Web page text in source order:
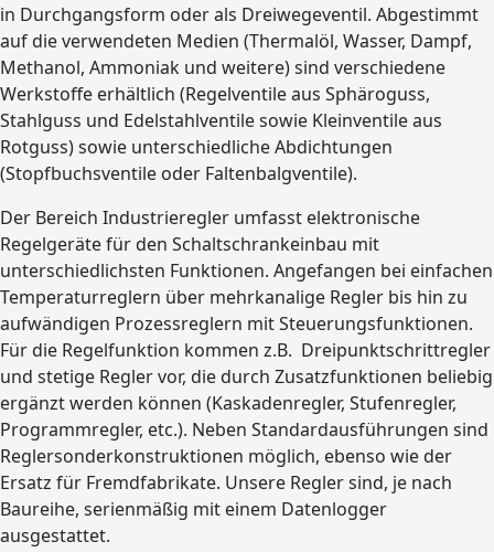
in Durchgangsform oder als Dreiwegeventil. Abgestimmt
auf die verwendeten Medien (Thermalöl, Wasser, Dampf,
Methanol, Ammoniak und weitere) sind verschiedene
Werkstoffe erhältlich (Regelventile aus Sphäroguss,
Stahlguss und Edelstahlventile sowie Kleinventile aus
Rotguss) sowie unterschiedliche Abdichtungen
(Stopfbuchsventile oder Faltenbalgventile).
Der Bereich Industrieregler umfasst elektronische
Regelgeräte für den Schaltschrankeinbau mit
unterschiedlichsten Funktionen. Angefangen bei einfachen
Temperaturreglern über mehrkanalige Regler bis hin zu
aufwändigen Prozessreglern mit Steuerungsfunktionen.
Für die Regelfunktion kommen z.B. Dreipunktschrittregler
und stetige Regler vor, die durch Zusatzfunktionen beliebig
ergänzt werden können (Kaskadenregler, Stufenregler,
Programmregler, etc.). Neben Standardausführungen sind
Reglersonderkonstruktionen möglich, ebenso wie der
Ersatz für Fremdfabrikate. Unsere Regler sind, je nach
Baureihe, serienmäßig mit einem Datenlogger
ausgestattet.